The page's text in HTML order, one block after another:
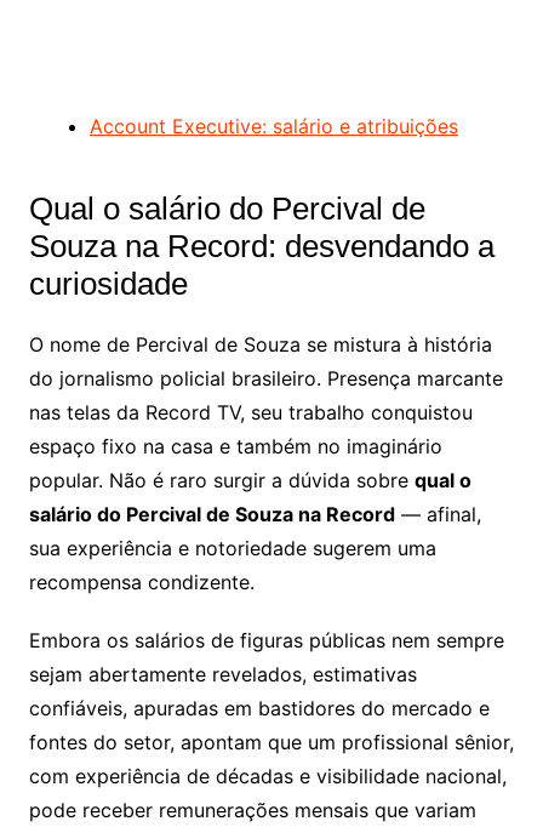
Account Executive: salário e atribuições
Qual o salário do Percival de
Souza na Record: desvendando a
curiosidade
O nome de Percival de Souza se mistura à história
do jornalismo policial brasileiro. Presença marcante
nas telas da Record TV, seu trabalho conquistou
espaço fixo na casa e também no imaginário
popular. Não é raro surgir a dúvida sobre qual o
salário do Percival de Souza na Record— afinal,
sua experiência e notoriedade sugerem uma
recompensa condizente.
Embora os salários de figuras públicas nem sempre
sejam abertamente revelados, estimativas
confiáveis, apuradas em bastidores do mercado e
fontes do setor, apontam que um profissional sênior,
com experiência de décadas e visibilidade nacional,
pode receber remunerações mensais que variam